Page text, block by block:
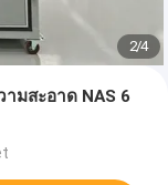
2/4
มสะอาด NAS 6